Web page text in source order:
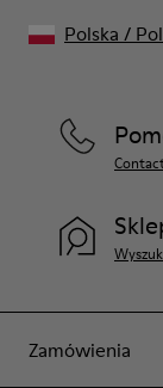
Zamówienia
Polska /